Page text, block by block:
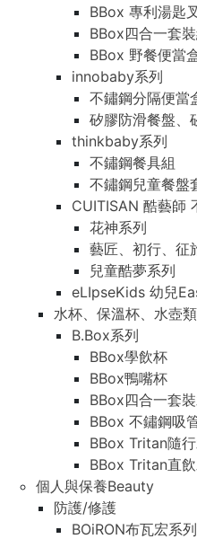
BBox 專利湯匙
BBox四合一套
BBox 野餐便當
innobaby系列
不鏽鋼分隔便當
矽膠防滑餐盤、
thinkbaby系列
不鏽鋼餐具組
不鏽鋼兒童餐盤
CUITISAN 酷藝師
花神系列
藝匠、初行、征
兒童酷夢系列
eLIpseKids 幼兒
水杯、保溫杯、水壺
B.Box系列
BBox學飲杯
BBox鴨嘴杯
BBox四合一套
BBox 不鏽鋼吸
BBox Tritan隨
BBox Tritan直
個人與保養Beauty
防護/修護
BOiRON布瓦宏系